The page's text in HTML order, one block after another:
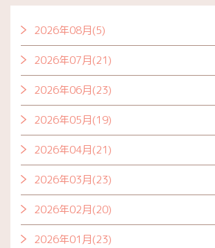
2026年08月(5)
2026年07月(21)
2026年06月(23)
2026年05月(19)
2026年04月(21)
2026年03月(23)
2026年02月(20)
2026年01月(23)